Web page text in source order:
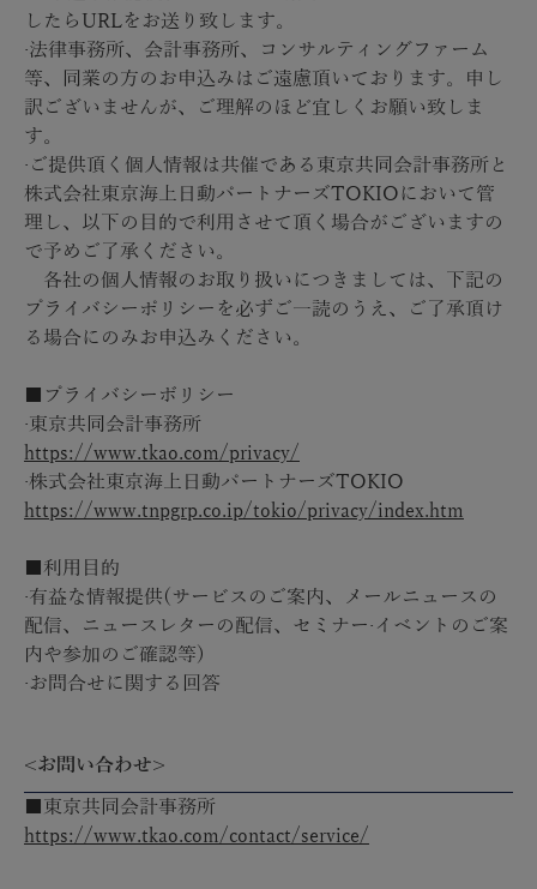
したらURLをお送り致します。
·法律事務所、会計事務所、コンサルティングファーム
等、同業の方のお申込みはご遠慮頂いております。申し
訳ございませんが、ご理解のほど宜しくお願い致しま
す。
·ご提供頂く個人情報は共催である東京共同会計事務所と
株式会社東京海上日動パートナーズTOKIOにおいて管
理し、以下の目的で利用させて頂く場合がございますの
で予めご了承ください。
各社の個人情報のお取り扱いにつきましては、下記の
プライバシーポリシーを必ずご一読のうえ、ご了承頂け
る場合にのみお申込みください。
■プライバシーボリシー
·東京共同会計事務所
https://www.tkao.com/privacy/
·株式会社東京海上日動パートナーズTOKIO
https://www.tnpgrp.co.ip/tokio/privacy/index.htm
■利用目的
·有益な情報提供(サービスのご案内、メールニュースの
配信、ニュースレターの配信、セミナー·イベントのご案
内や参加のご確認等)
·お問合せに関する回答
<お問い合わせ>
■東京共同会計事務所
https://www.tkao.com/contact/service/